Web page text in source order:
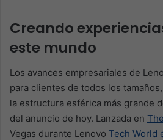
Creando
este mundo
Los avances empresariales de
para clientes de todos los
la estructura esférica más grande
del anuncio de hoy. Lanzada en
Vegas durante Lenovo Tech World